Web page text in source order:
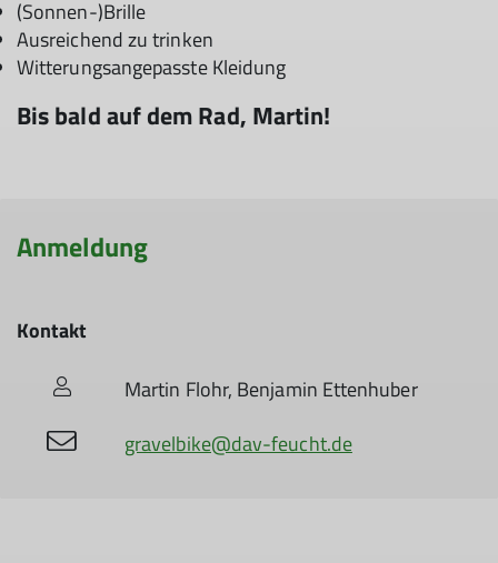
(Sonnen-)Brille
Ausreichend zu trinken
Witterungsangepasste Kleidung
Bis bald auf dem Rad, Martin!
Anmeldung
Kontakt
Martin Flohr, Benjamin Ettenhuber
gravelbike@dav-feucht.de